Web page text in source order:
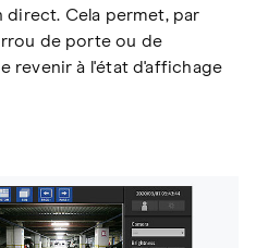
direct. Cela permet, par
de porte ou de
revenir à l'état d'affichage